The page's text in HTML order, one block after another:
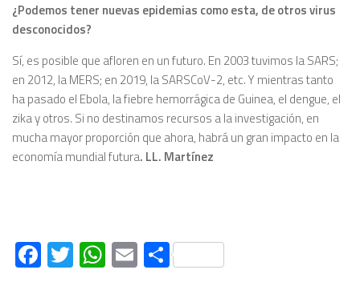
¿Podemos tener nuevas epidemias como esta, de otros virus
desconocidos?
Sí, es posible que afloren en un futuro. En 2003 tuvimos la SARS;
en 2012, la MERS; en 2019, la SARSCoV-2, etc. Y mientras tanto
ha pasado el Ebola, la fiebre hemorrágica de Guinea, el dengue, el
zika y otros. Si no destinamos recursos a la investigación, en
mucha mayor proporción que ahora, habrá un gran impacto en la
economía mundial futura. LL. Martínez
Facebook
Twitter
WhatsApp
EmailCompartir